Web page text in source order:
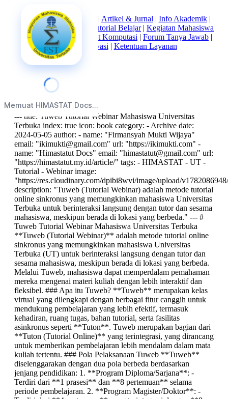
Memuat HIMASTAT Docs...
Beranda|Tentang Kami | Artikel & Jurnal | Info Akademik|
Mata Kuliah Statistika
Tutorial Belajar| Kegiatan Mahasiswa
Struktur Himpunan Alat Komputasi | Forum Tanya Jawab |
Kebijakan Privasi | Ketentuan Layanan
index
--- title: Tuweb Tutorial Webinar Mahasiswa Universitas
Terbuka index: true icon: book category: - Archive date:
2024-05-05 author: - name: "Firmansyah Mukti Wijaya"
email: "ikimukti@gmail.com" url: "https://ikimukti.com" -
name: "Himastatut Docs" email: "himastatut@gmail.com" url:
"https://himastatut.my.id/article/" tags: - HIMASTAT - UT -
Tutorial - Webinar image:
"https://res.cloudinary.com/dpibi8wvi/image/upload/
description: "Tuweb (Tutorial Webinar) adalah metode tutorial
online sinkronus yang memungkinkan mahasiswa Universitas
Terbuka untuk berinteraksi langsung dengan tutor dan sesama
mahasiswa, meskipun berada di lokasi yang berbeda." --- #
Tuweb Tutorial Webinar Mahasiswa Universitas Terbuka
**Tuweb (Tutorial Webinar)** adalah metode tutorial online
sinkronus yang memungkinkan mahasiswa Universitas
Terbuka (UT) untuk berinteraksi langsung dengan tutor dan
sesama mahasiswa, meskipun berada di lokasi yang berbeda.
Melalui Tuweb, mahasiswa dapat memperdalam pemahaman
mereka mengenai materi kuliah dengan lebih interaktif dan
fleksibel. ### Apa itu Tuweb? **Tuweb** merupakan kelas
virtual yang dilengkapi dengan berbagai fitur canggih untuk
mendukung pembelajaran yang lebih efektif, termasuk
kehadiran, ruang tugas, bahan tutorial, serta fasilitas
asinkronus seperti **Tuton**. Tuweb merupakan bagian dari
**Tuton (Tutorial Online)** yang terintegrasi, yang dirancang
untuk memberikan pembelajaran lebih mendalam dalam mata
kuliah tertentu. ### Pola Pelaksanaan Tuweb **Tuweb**
diselenggarakan dengan dua pola berbeda berdasarkan
jenjang pendidikan: 1. **Program Diploma/Sarjana**: -
Terdiri dari **1 prasesi** dan **8 pertemuan** selama
periode pembelajaran. 2. **Program Magister/Doktor**: -